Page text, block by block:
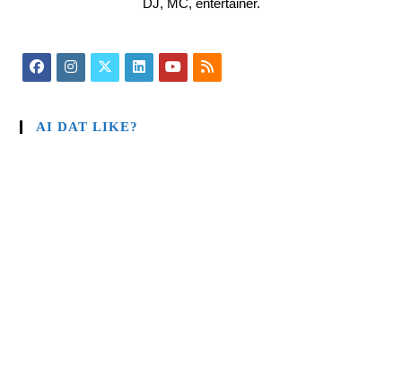
DJ, MC, entertainer.
AI DAT LIKE?